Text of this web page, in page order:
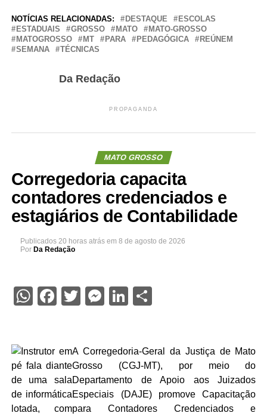
NOTÍCIAS RELACIONADAS: DESTAQUE
ESCOLAS
ESTADUAIS
GROSSO MATO
MATO-GROSSO
MATOGROSSO
MT PARA PEDAGÓGICA
REÚNEM
SEMANA
TÉCNICAS
Da Redação
PROPAGANDA
MATO GROSSO
Corregedoria capacita
contadores credenciados e
estagiários de Contabilidade
Publicados 20 horas atrás em 8 de agosto de 2026
Por Da Redação
WhatsApp
Facebook
Twitter
Messenger
LinkedIn
Share
A Corregedoria-Geral da Justiça de Mato
Grosso (CGJ-MT), por meio do
Departamento de Apoio aos Juizados
Especiais (DAJE) promove Capacitação
para Contadores Credenciados e